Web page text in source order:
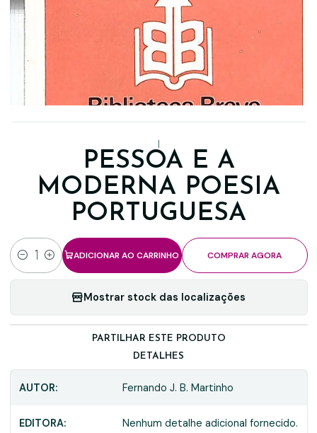
|
PESSOA E A
MODERNA POESIA
PORTUGUESA
Quantidade
ADICIONAR AO CARRINHO COMPRAR AGORA
Mostrar stock das localizações
PARTILHAR ESTE PRODUTO
DETALHES
AUTOR: Fernando J. B. Martinho
EDITORA: Nenhum detalhe adicional fornecido.